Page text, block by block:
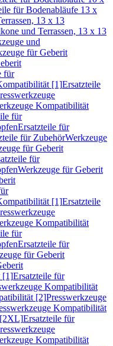
für Bodenabläufe 13 x
13 x 13
und Terrassen, 13 x 13
und
für Geberit
für
[1]Ersatzteile
Kompatibilität
für
Ersatzteile für
für ZubehörWerkzeuge
für Geberit
für
Werkzeuge für Geberit
[1]Ersatzteile
Kompatibilität
für
Ersatzteile für
für Geberit
[1]Ersatzteile für
Kompatibilität
[2]Presswerkzeuge
Kompatibilität
[2XL]Ersatzteile für
Kompatibilität